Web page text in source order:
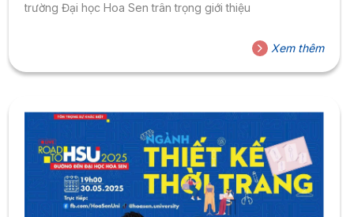
trường Đại học Hoa Sen trân trọng giới thiệu
Xem thêm